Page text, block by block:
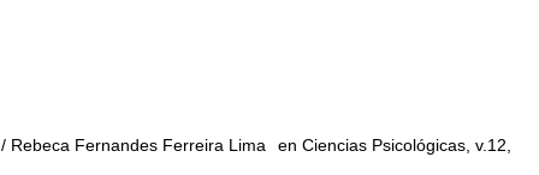
Rebeca Fernandes Ferreira Lima en Ciencias Psicológicas, v.12,